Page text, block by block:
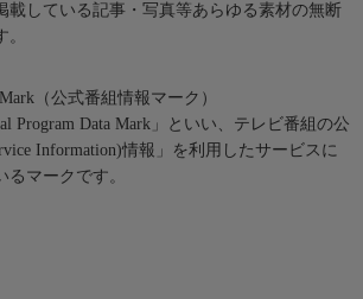
載している記事・写真等あらゆる素材の無断
（公式番組情報マーク）
Program Data Mark」といい、テレビ番組の公
Information)情報」を利用したサービスに
マークです。